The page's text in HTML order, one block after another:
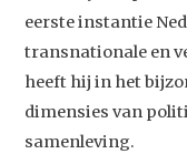
eerste instantie
transnationale en
heeft hij in het
dimensies van
samenleving.